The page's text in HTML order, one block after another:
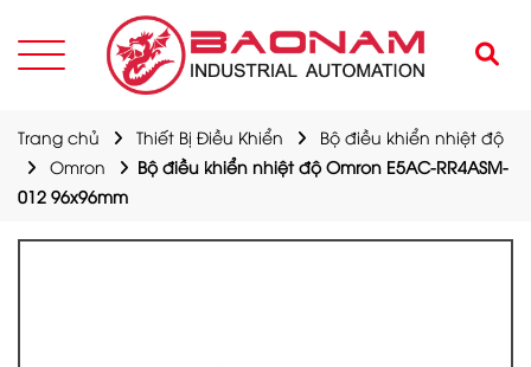
Trang chủ Thiết Bị Điều Khiển
Bộ điều khiển nhiệt độ
Omron
Bộ điều khiển nhiệt độ Omron E5AC-RR4ASM-
012 96x96mm